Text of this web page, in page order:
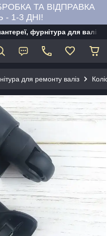
ТА ВІДПРАВКА
1-3 ДНІ!
фурнітура для
для ремонту валіз